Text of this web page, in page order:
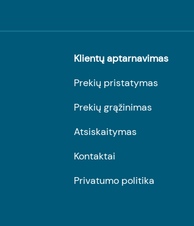
Klientų aptarnavimas
Prekių pristatymas
Prekių grąžinimas
Atsiskaitymas
Kontaktai
Privatumo politika